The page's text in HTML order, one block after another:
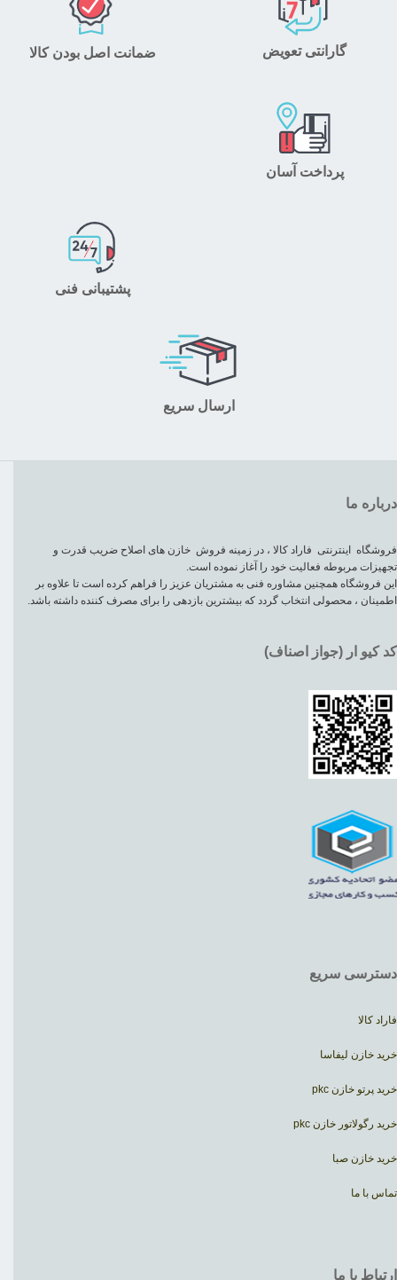
ضمانت اصل بودن کالا گارانتی تعویض
پرداخت آسان
پشتیبانی فنی
ارسال سریع
درباره ما
فروشگاه اینترنتی فاراد کالا ، در زمینه فروش خازن های اصلاح ضریب قدرت و
تجهیزات مربوطه فعالیت خود را آغاز نموده است.
این فروشگاه همچنین مشاوره فنی به مشتریان عزیز را فراهم کرده است تا علاوه بر
اطمینان ، محصولی انتخاب گردد که بیشترین بازدهی را برای مصرف کننده داشته باشد.
کد کیو ار (جواز اصناف)
دسترسی سریع
فاراد کالا
خرید خازن لیفاسا
خرید پرتو خازن pkc
خرید رگولاتور خازن pkc
خرید خازن صبا
تماس با ما
ارتباط با ما